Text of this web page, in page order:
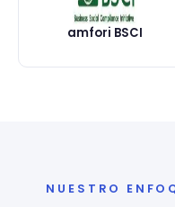
amfori BSCI
NUESTRO